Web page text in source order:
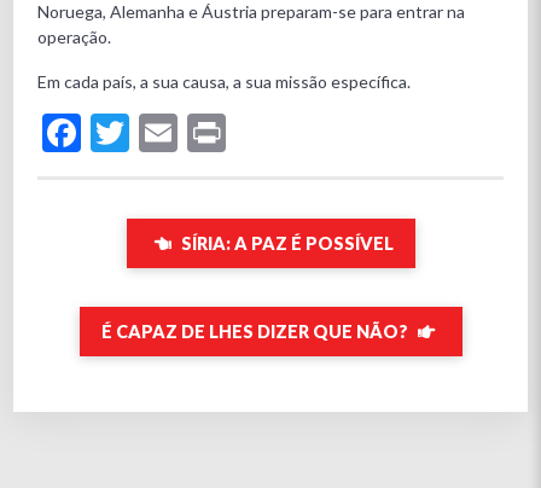
Noruega, Alemanha e Áustria preparam-se para entrar na
operação.
Em cada país, a sua causa, a sua missão específica.
Facebook
Twitter
Email
SÍRIA: A PAZ É POSSÍVEL
É CAPAZ DE LHES DIZER QUE NÃO?